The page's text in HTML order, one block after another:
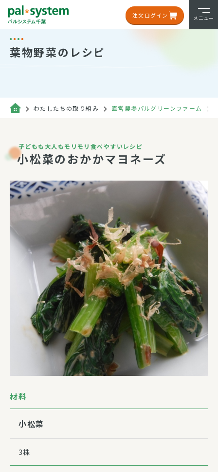
注文ログイン メニュー
葉物野菜のレシピ
わたしたちの取り組み 直営農場パルグリーンファーム
子どもも大人もモリモリ食べやすいレシピ
小松菜のおかかマヨネーズ
材料
小松菜
3株